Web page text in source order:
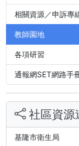
相關資源／申訴專
教師園地
各項研習
通報網SET網路手
社區資源
基隆市衛生局